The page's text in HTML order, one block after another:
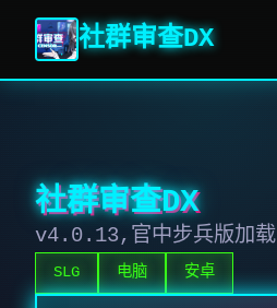
社群审查DX
社群审查DX
v4.0.13,官中步兵版加载
SLG 电脑 安卓